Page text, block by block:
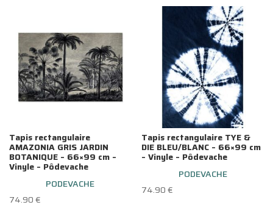
Tapis rectangulaire
AMAZONIA GRIS JARDIN
BOTANIQUE – 66×99 cm –
Vinyle – Pôdevache
PODEVACHE
74.90€
Tapis rectangulaire TYE &
DIE BLEU/BLANC – 66×99 cm
– Vinyle – Pôdevache
PODEVACHE
74.90€